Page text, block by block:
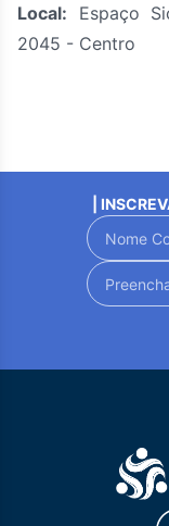
Local: Espaço
2045 - Centro
|